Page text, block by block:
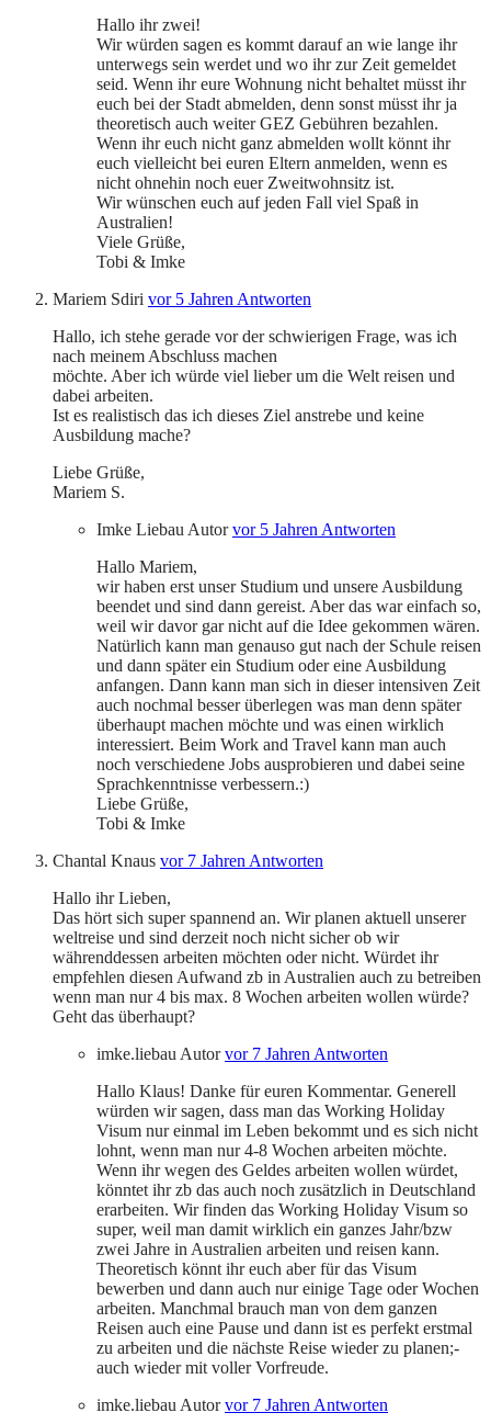
Hallo ihr zwei!
Wir würden sagen es kommt darauf an wie lange ihr
unterwegs sein werdet und wo ihr zur Zeit gemeldet
seid. Wenn ihr eure Wohnung nicht behaltet müsst ihr
euch bei der Stadt abmelden, denn sonst müsst ihr ja
theoretisch auch weiter GEZ Gebühren bezahlen.
Wenn ihr euch nicht ganz abmelden wollt könnt ihr
euch vielleicht bei euren Eltern anmelden, wenn es
nicht ohnehin noch euer Zweitwohnsitz ist.
Wir wünschen euch auf jeden Fall viel Spaß in
Australien!
Viele Grüße,
Tobi & Imke
Mariem Sdiri vor 5 Jahren Antworten
Hallo, ich stehe gerade vor der schwierigen Frage, was ich
nach meinem Abschluss machen
möchte. Aber ich würde viel lieber um die Welt reisen und
dabei arbeiten.
Ist es realistisch das ich dieses Ziel anstrebe und keine
Ausbildung mache?
Liebe Grüße,
Mariem S.
Imke Liebau Autor vor 5 Jahren Antworten
Hallo Mariem,
wir haben erst unser Studium und unsere Ausbildung
beendet und sind dann gereist. Aber das war einfach so,
weil wir davor gar nicht auf die Idee gekommen wären.
Natürlich kann man genauso gut nach der Schule reisen
und dann später ein Studium oder eine Ausbildung
anfangen. Dann kann man sich in dieser intensiven Zeit
auch nochmal besser überlegen was man denn später
überhaupt machen möchte und was einen wirklich
interessiert. Beim Work and Travel kann man auch
noch verschiedene Jobs ausprobieren und dabei seine
Sprachkenntnisse verbessern.:)
Liebe Grüße,
Tobi & Imke
Chantal Knaus vor 7 Jahren Antworten
Hallo ihr Lieben,
Das hört sich super spannend an. Wir planen aktuell unserer
weltreise und sind derzeit noch nicht sicher ob wir
währenddessen arbeiten möchten oder nicht. Würdet ihr
empfehlen diesen Aufwand zb in Australien auch zu betreiben
wenn man nur 4 bis max. 8 Wochen arbeiten wollen würde?
Geht das überhaupt?
imke.liebau Autor vor 7 Jahren Antworten
Hallo Klaus! Danke für euren Kommentar. Generell
würden wir sagen, dass man das Working Holiday
Visum nur einmal im Leben bekommt und es sich nicht
lohnt, wenn man nur 4-8 Wochen arbeiten möchte.
Wenn ihr wegen des Geldes arbeiten wollen würdet,
könntet ihr zb das auch noch zusätzlich in Deutschland
erarbeiten. Wir finden das Working Holiday Visum so
super, weil man damit wirklich ein ganzes Jahr/bzw
zwei Jahre in Australien arbeiten und reisen kann.
Theoretisch könnt ihr euch aber für das Visum
bewerben und dann auch nur einige Tage oder Wochen
arbeiten. Manchmal brauch man von dem ganzen
Reisen auch eine Pause und dann ist es perfekt erstmal
zu arbeiten und die nächste Reise wieder zu planen;-
auch wieder mit voller Vorfreude.
imke.liebau Autor vor 7 Jahren Antworten